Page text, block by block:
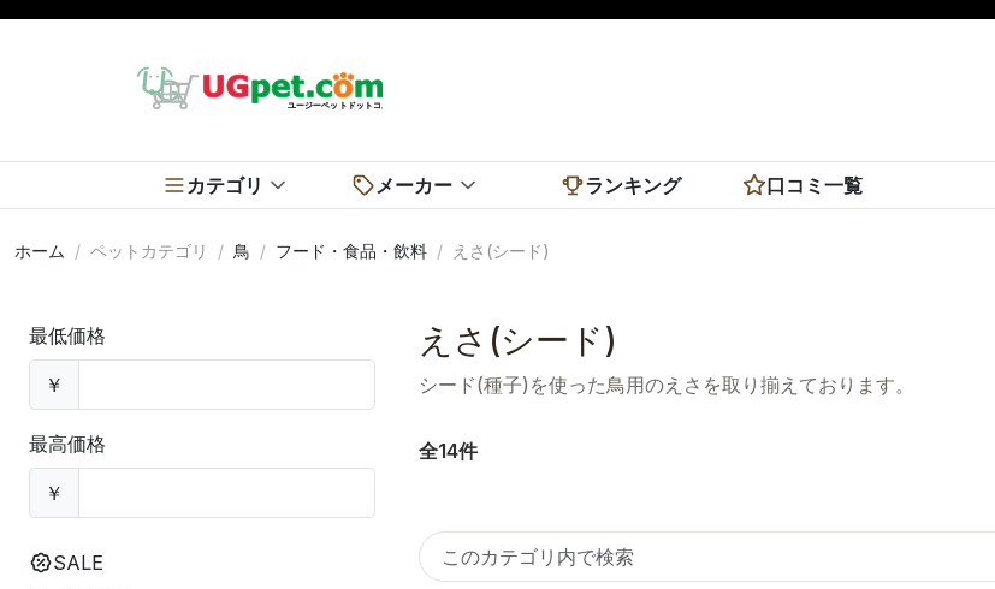
カテゴリ メーカー ランキング 口コミ一覧
ホーム ペットカテゴリ 鳥 フード・食品・飲料 えさ(シード)
最低価格
￥
最高価格
￥
SALE
えさ(シード)
シード(種子)を使った鳥用のえさを取り揃えております。
全14件